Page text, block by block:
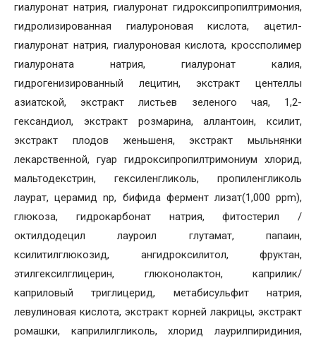
гиалуронат натрия, гиалуронат гидроксипропилтримония,
гидролизированная гиалуроновая кислота, ацетил-
гиалуронат натрия, гиалуроновая кислота, кроссполимер
гиалуроната натрия, гиалуронат калия,
гидрогенизированный лецитин, экстракт центеллы
азиатской, экстракт листьев зеленого чая, 1,2-
гександиол, экстракт розмарина, аллантоин, ксилит,
экстракт плодов женьшеня, экстракт мыльнянки
лекарственной, гуар гидроксипропилтримониум хлорид,
мальтодекстрин, гексиленгликоль, пропиленгликоль
лаурат, церамид np, бифида фермент лизат(1,000 ppm),
глюкоза, гидрокарбонат натрия, фитостерил /
октилдодецил лауроил глутамат, папаин,
ксилитилглюкозид, ангидроксилитол, фруктан,
этилгексилглицерин, глюконолактон, каприлик/
каприловый триглицерид, метабисульфит натрия,
левулиновая кислота, экстракт корней лакрицы, экстракт
ромашки, каприлилгликоль, хлорид лаурилпиридиния,